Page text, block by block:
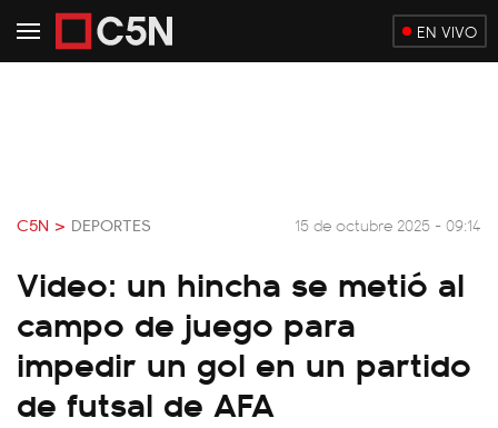
EN VIVO
C5N > DEPORTES 15 de octubre 2025 - 09:14
Video: un hincha se metió al
campo de juego para
impedir un gol en un partido
de futsal de AFA